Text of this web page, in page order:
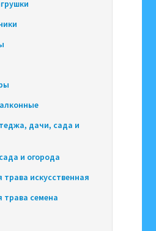
дачи, сада и
и огорода
трава искусственная
трава семена